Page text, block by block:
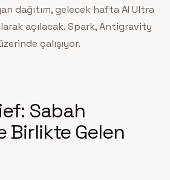
dağıtım, gelecek hafta AI Ultra
açılacak. Spark, Antigravity
çalışıyor.
Sabah
Birlikte Gelen